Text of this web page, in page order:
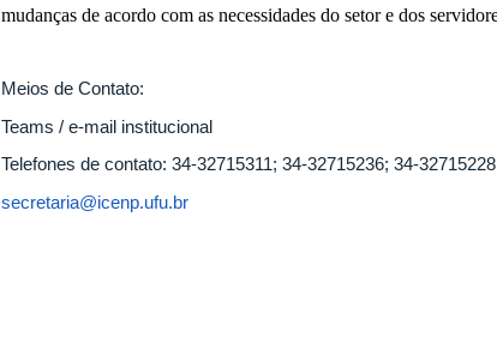
mudanças de acordo com as necessidades do setor e dos
Meios de Contato:
Teams / e-mail institucional
Telefones de contato: 34-32715311; 34-32715236; 34-32715228
secretaria@icenp.ufu.br